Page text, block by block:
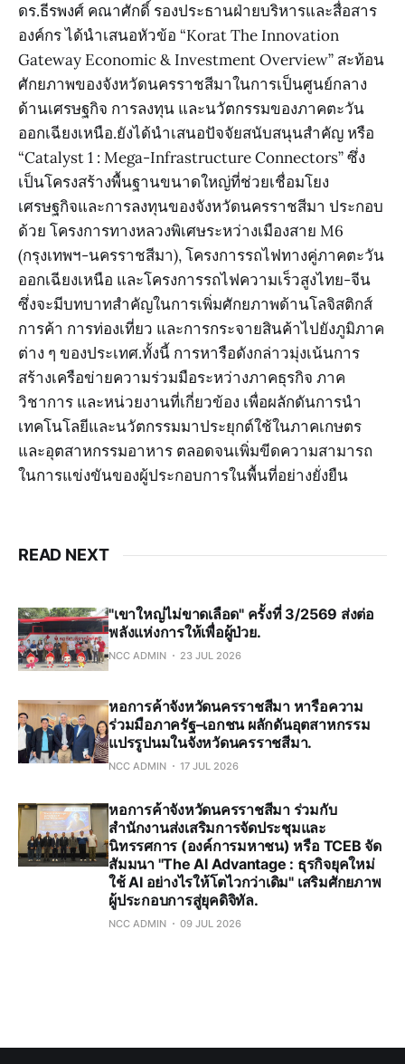
ดร.ธีรพงศ์ คณาศักดิ์ รองประธานฝ่ายบริหารและสื่อสาร
องค์กร ได้นำเสนอหัวข้อ “Korat The Innovation
Gateway Economic & Investment Overview” สะท้อน
ศักยภาพของจังหวัดนครราชสีมาในการเป็นศูนย์กลาง
ด้านเศรษฐกิจ การลงทุน และนวัตกรรมของภาคตะวัน
ออกเฉียงเหนือ.ยังได้นำเสนอปัจจัยสนับสนุนสำคัญ หรือ
“Catalyst 1 : Mega-Infrastructure Connectors” ซึ่ง
เป็นโครงสร้างพื้นฐานขนาดใหญ่ที่ช่วยเชื่อมโยง
เศรษฐกิจและการลงทุนของจังหวัดนครราชสีมา ประกอบ
ด้วย โครงการทางหลวงพิเศษระหว่างเมืองสาย M6
(กรุงเทพฯ-นครราชสีมา), โครงการรถไฟทางคู่ภาคตะวัน
ออกเฉียงเหนือ และโครงการรถไฟความเร็วสูงไทย-จีน
ซึ่งจะมีบทบาทสำคัญในการเพิ่มศักยภาพด้านโลจิสติกส์
การค้า การท่องเที่ยว และการกระจายสินค้าไปยังภูมิภาค
ต่าง ๆ ของประเทศ.ทั้งนี้ การหารือดังกล่าวมุ่งเน้นการ
สร้างเครือข่ายความร่วมมือระหว่างภาคธุรกิจ ภาค
วิชาการ และหน่วยงานที่เกี่ยวข้อง เพื่อผลักดันการนำ
เทคโนโลยีและนวัตกรรมมาประยุกต์ใช้ในภาคเกษตร
และอุตสาหกรรมอาหาร ตลอดจนเพิ่มขีดความสามารถ
ในการแข่งขันของผู้ประกอบการในพื้นที่อย่างยั่งยืน
READ NEXT
"เขาใหญ่ไม่ขาดเลือด" ครั้งที่ 3/2569 ส่งต่อ
พลังแห่งการให้เพื่อผู้ป่วย.
NCC ADMIN 23 JUL 2026
หอการค้าจังหวัดนครราชสีมา หารือความ
ร่วมมือภาครัฐ–เอกชน ผลักดันอุตสาหกรรม
แปรรูปนมในจังหวัดนครราชสีมา.
NCC ADMIN 17 JUL 2026
หอการค้าจังหวัดนครราชสีมา ร่วมกับ
สำนักงานส่งเสริมการจัดประชุมและ
นิทรรศการ (องค์การมหาชน) หรือ TCEB จัด
สัมมนา "The AI Advantage : ธุรกิจยุคใหม่
ใช้ AI อย่างไรให้โตไวกว่าเดิม" เสริมศักยภาพ
ผู้ประกอบการสู่ยุคดิจิทัล.
NCC ADMIN 09 JUL 2026